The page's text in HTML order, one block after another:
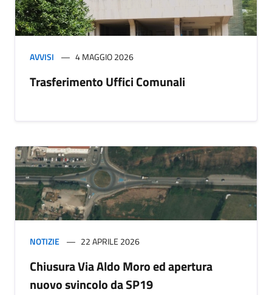
AVVISI 4 MAGGIO 2026
Trasferimento Uffici Comunali
NOTIZIE 22 APRILE 2026
Chiusura Via Aldo Moro ed apertura
nuovo svincolo da SP19